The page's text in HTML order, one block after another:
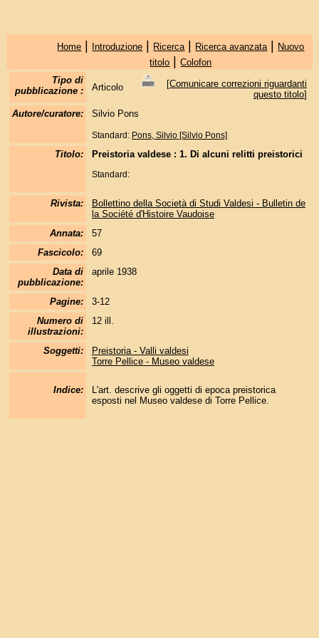
Home | Introduzione | Ricerca | Ricerca avanzata | Nuovo
titolo |Colofon
Tipo di
pubblicazione :
Articolo [Comunicare correzioni riguardanti
questo titolo]
Autore/curatore:
Silvio Pons
Standard: Pons, Silvio [Silvio Pons]
Titolo: Preistoria valdese : 1. Di alcuni relitti preistorici
Standard:
Rivista:
Bollettino della Società di Studi Valdesi - Bulletin de
la Société d'Histoire Vaudoise
Annata:
57
Fascicolo:
69
Data di
pubblicazione:
aprile 1938
Pagine:
3-12
Numero di
illustrazioni:
12 ill.
Soggetti:
Preistoria - Valli valdesi
Torre Pellice - Museo valdese
Indice:
L'art. descrive gli oggetti di epoca preistorica
esposti nel Museo valdese di Torre Pellice.